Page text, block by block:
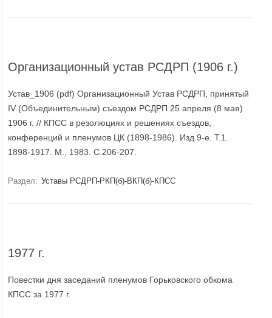
Организационный устав РСДРП (1906 г.)
Устав_1906 (pdf) Организационный Устав РСДРП, принятый
IV (Объединительным) съездом РСДРП 25 апреля (8 мая)
1906 г. // КПСС в резолюциях и решениях съездов,
конференций и пленумов ЦК (1898-1986). Изд.9-е. Т.1.
1898-1917. М., 1983. С.206-207.
Раздел: Уставы РСДРП-РКП(б)-ВКП(б)-КПСС
1977 г.
Повестки дня заседаний пленумов Горьковского обкома
КПСС за 1977 г.